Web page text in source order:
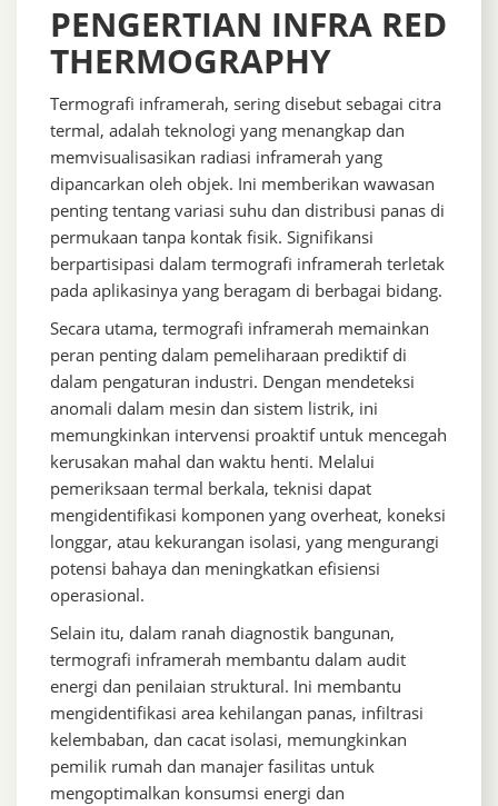
PENGERTIAN INFRA RED
THERMOGRAPHY
Termografi inframerah, sering disebut sebagai citra
termal, adalah teknologi yang menangkap dan
memvisualisasikan radiasi inframerah yang
dipancarkan oleh objek. Ini memberikan wawasan
penting tentang variasi suhu dan distribusi panas di
permukaan tanpa kontak fisik. Signifikansi
berpartisipasi dalam termografi inframerah terletak
pada aplikasinya yang beragam di berbagai bidang.
Secara utama, termografi inframerah memainkan
peran penting dalam pemeliharaan prediktif di
dalam pengaturan industri. Dengan mendeteksi
anomali dalam mesin dan sistem listrik, ini
memungkinkan intervensi proaktif untuk mencegah
kerusakan mahal dan waktu henti. Melalui
pemeriksaan termal berkala, teknisi dapat
mengidentifikasi komponen yang overheat, koneksi
longgar, atau kekurangan isolasi, yang mengurangi
potensi bahaya dan meningkatkan efisiensi
operasional.
Selain itu, dalam ranah diagnostik bangunan,
termografi inframerah membantu dalam audit
energi dan penilaian struktural. Ini membantu
mengidentifikasi area kehilangan panas, infiltrasi
kelembaban, dan cacat isolasi, memungkinkan
pemilik rumah dan manajer fasilitas untuk
mengoptimalkan konsumsi energi dan